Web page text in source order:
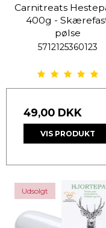
Carnitreats
400g -
pølse
5712125360123
49,00 DKK
VIS PRODUKT
Udsolgt